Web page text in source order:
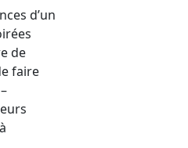
d’un
de
faire